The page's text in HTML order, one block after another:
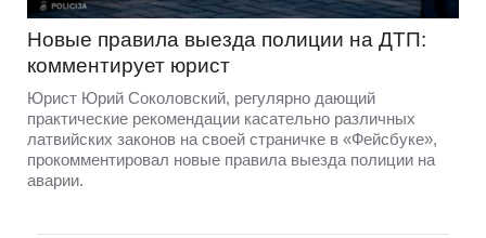
Новые правила выезда полиции на ДТП:
комментирует юрист
Юрист Юрий Соколовский, регулярно дающий
практические рекомендации касательно различных
латвийских законов на своей страничке в «Фейсбуке»,
прокомментировал новые правила выезда полиции на
аварии.